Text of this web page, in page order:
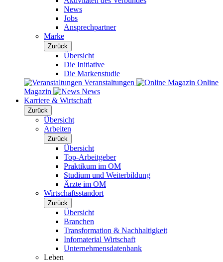
News
Jobs
Ansprechpartner
Marke
Zurück
Übersicht
Die Initiative
Die Markenstudie
Veranstaltungen
Online
Magazin
News
Karriere & Wirtschaft
Zurück
Übersicht
Arbeiten
Zurück
Übersicht
Top-Arbeitgeber
Praktikum im OM
Studium und Weiterbildung
Ärzte im OM
Wirtschaftsstandort
Zurück
Übersicht
Branchen
Transformation & Nachhaltigkeit
Infomaterial Wirtschaft
Unternehmensdatenbank
Leben